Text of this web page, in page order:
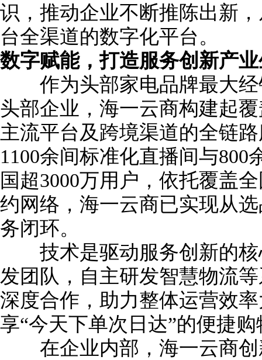
识，推动企业不断推陈出新
台全渠道的数字化平台。
数字赋能，打造服务创新产
作为头部家电品牌最大经
头部企业，海一云商构建起
主流平台及跨境渠道的全链
1100余间标准化直播间与
国超3000万用户，依托覆盖
约网络，海一云商已实现从
务闭环。
技术是驱动服务创新的核
发团队，自主研发智慧物流
深度合作，助力整体运营效
享“今天下单次日达”的便捷
在企业内部，海一云商创